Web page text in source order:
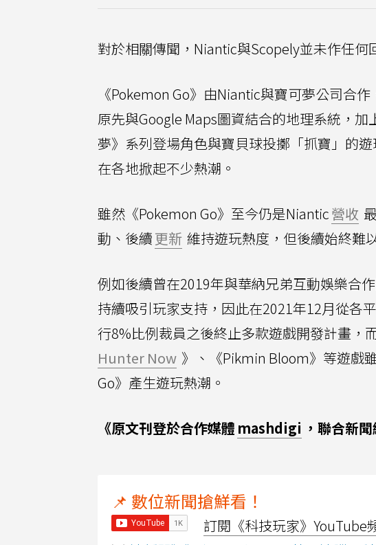
對於相關傳聞，Niantic與Scopely並未作任何
《Pokemon Go》由Niantic與寶可夢公司合
原先與Google Maps圖資結合的地理系統，
夢》系列登場角色與寶貝球投擲「抓寶」的
在各地掀起不少熱潮。
雖然《Pokemon Go》至今仍是Niantic營收
動、後續更新 維持遊玩熱度，但後續始終難
例如後續曾在2019年與華納兄弟互動娛樂合
持續吸引玩家支持，因此在2021年12月從各
行8%比例裁員之後終止多款遊戲開發計畫，
Hunter Now 》、《Pikmin Bloom》等遊戲
Go》產生遊玩熱潮。
《原文刊登於合作媒體 mashdigi ，聯合新
📌 數位新聞搶鮮看！
訂閱《科技玩家》YouTube